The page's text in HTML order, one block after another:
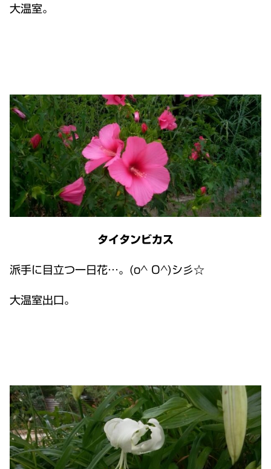
大温室。
タイタンビカス
派手に目立つ一日花…。(o^ O^)シ彡☆
大温室出口。